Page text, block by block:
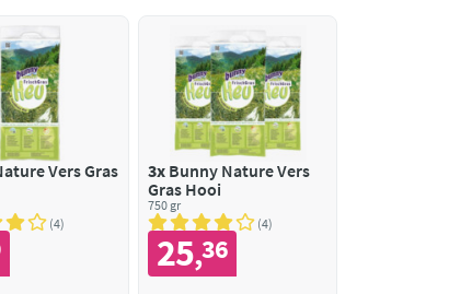
Vers Gras
4
3x Bunny Nature Vers
Gras Hooi
750 gr
4
25,36